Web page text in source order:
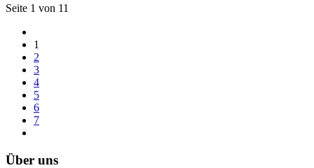
Seite 1 von 11
1
2
3
4
5
6
7
Über uns